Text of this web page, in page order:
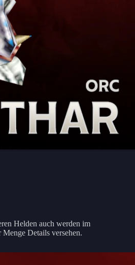
Helden auch werden im
Details versehen.